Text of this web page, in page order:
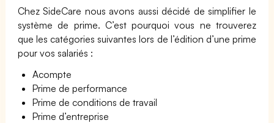
Chez SideCare nous avons aussi décidé de simplifier le
système de prime. C’est pourquoi vous ne trouverez
que les catégories suivantes lors de l’édition d’une prime
pour vos salariés :
Acompte
Prime de performance
Prime de conditions de travail
Prime d’entreprise